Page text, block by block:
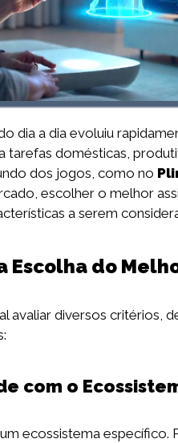
dia a dia evoluiu
domésticas,
dos jogos, como no
escolher o melhor
a serem
Escolha do
avaliar diversos critérios,
com o
ecossistema específico.